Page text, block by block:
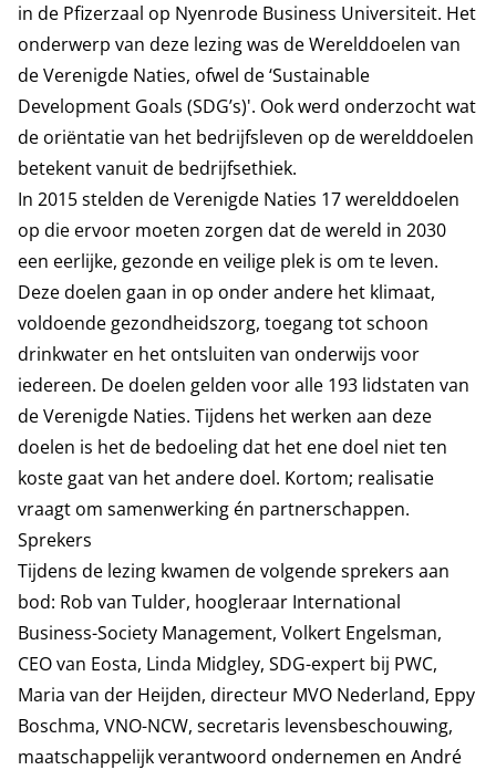
in de Pfizerzaal op Nyenrode Business Universiteit. Het
onderwerp van deze lezing was de Werelddoelen van
de Verenigde Naties, ofwel de ‘Sustainable
Development Goals (SDG’s)'. Ook werd onderzocht wat
de oriëntatie van het bedrijfsleven op de werelddoelen
betekent vanuit de bedrijfsethiek.
In 2015 stelden de Verenigde Naties 17 werelddoelen
op die ervoor moeten zorgen dat de wereld in 2030
een eerlijke, gezonde en veilige plek is om te leven.
Deze doelen gaan in op onder andere het klimaat,
voldoende gezondheidszorg, toegang tot schoon
drinkwater en het ontsluiten van onderwijs voor
iedereen. De doelen gelden voor alle 193 lidstaten van
de Verenigde Naties. Tijdens het werken aan deze
doelen is het de bedoeling dat het ene doel niet ten
koste gaat van het andere doel. Kortom; realisatie
vraagt om samenwerking én partnerschappen.
Sprekers
Tijdens de lezing kwamen de volgende sprekers aan
bod: Rob van Tulder, hoogleraar International
Business-Society Management, Volkert Engelsman,
CEO van Eosta, Linda Midgley, SDG-expert bij PWC,
Maria van der Heijden, directeur MVO Nederland, Eppy
Boschma, VNO-NCW, secretaris levensbeschouwing,
maatschappelijk verantwoord ondernemen en André